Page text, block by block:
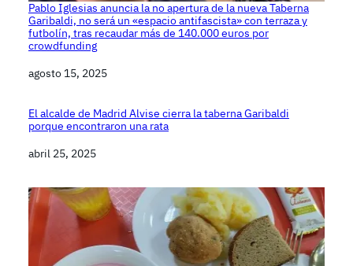
Pablo Iglesias anuncia la no apertura de la nueva Taberna
Garibaldi, no será un «espacio antifascista» con terraza y
futbolín, tras recaudar más de 140.000 euros por
crowdfunding
Fecha
agosto 15, 2025
El alcalde de Madrid Alvise cierra la taberna Garibaldi
porque encontraron una rata
Fecha
abril 25, 2025